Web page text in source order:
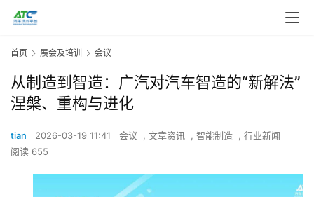
首页 展会及培训 会议
从制造到智造：广汽对汽车智造的“新解法”
涅槃、重构与进化
tian 2026-03-19 11:41 会议 , 文章资讯 , 智能制造 , 行业新闻
阅读 655